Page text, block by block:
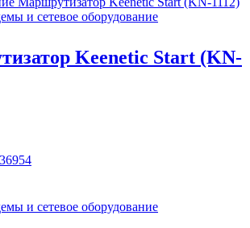
и сетевое оборудование
Keenetic Start (KN-
и сетевое оборудование